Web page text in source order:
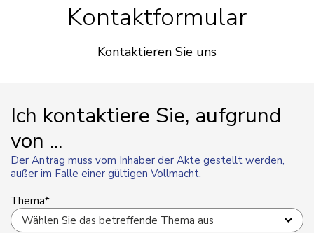
Kontaktformular
Kontaktieren Sie uns
Ich kontaktiere Sie, aufgrund
von ...
Der Antrag muss vom Inhaber der Akte gestellt werden,
außer im Falle einer gültigen Vollmacht.
Thema*